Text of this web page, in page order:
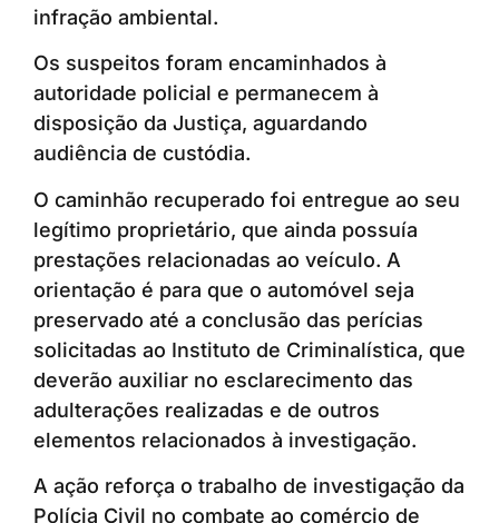
infração ambiental.
Os suspeitos foram encaminhados à
autoridade policial e permanecem à
disposição da Justiça, aguardando
audiência de custódia.
O caminhão recuperado foi entregue ao seu
legítimo proprietário, que ainda possuía
prestações relacionadas ao veículo. A
orientação é para que o automóvel seja
preservado até a conclusão das perícias
solicitadas ao Instituto de Criminalística, que
deverão auxiliar no esclarecimento das
adulterações realizadas e de outros
elementos relacionados à investigação.
A ação reforça o trabalho de investigação da
Polícia Civil no combate ao comércio de